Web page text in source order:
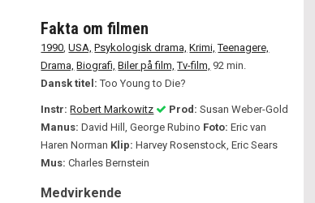
Fakta om filmen
1990,USA, Psykologisk drama, Krimi, Teenagere,
Drama, Biografi, Biler på film, Tv-film, 92 min.
Dansk titel:Too Young to Die?
Instr: Robert Markowitz Prod: Susan Weber-Gold
Manus: David Hill, George Rubino Foto: Eric van
Haren Norman Klip: Harvey Rosenstock, Eric Sears
Mus: Charles Bernstein
Medvirkende